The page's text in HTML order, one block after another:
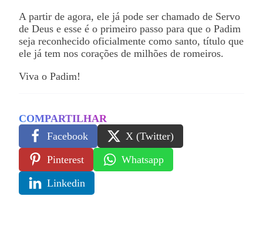
A partir de agora, ele já pode ser chamado de Servo
de Deus e esse é o primeiro passo para que o Padim
seja reconhecido oficialmente como santo, título que
ele já tem nos corações de milhões de romeiros.
Viva o Padim!
COMPARTILHAR
Facebook
X (Twitter)
Pinterest
Whatsapp
Linkedin